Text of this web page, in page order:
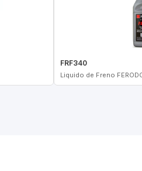
FRF340
Liquido de Freno